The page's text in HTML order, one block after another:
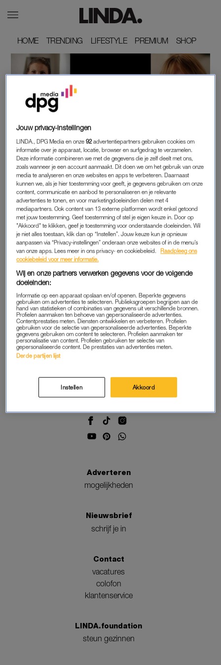
HOME
HOME TRENDING
TRENDING LIFESTYLE
LIFESTYLE PREMIUM
PREMIUM SHOP
SHOP
In de LINDA.-serie Haar Verhaal vertellen Yara
Michels en Linda Hakeboom over de kwetsbare
momenten in hun leven en hoe die de relatie met hun
haar hebben beïnvloed.
Deze serie wordt mede mogelijk gemaakt door
LINDA.
Linda Hakeboom over leven
na kanker: 'Na mijn diagnose
ben ik zoveel blijer met alles
in het leven’
Yara Michels: 'Ik had
allemaal gekke symptomen
na mijn bevalling'
Adverteren
mogelijkheden
Nieuwsbrief
schrijf je in
Contact
vacatures
colofon
klantenservice
LINDA.foundation
steun gezinnen
Jouw privacy-instellingen
LINDA., DPG Media en onze92 advertentiepartners gebruiken cookies om
informatie over je apparaat, locatie, browser en surfgedrag te verzamelen.
Deze informatie combineren we met de gegevens die je zelf deelt met ons,
zoals wanneer je een account aanmaakt. Dit doen we om het gebruik van onze
media te analyseren en onze websites en apps te verbeteren. Daarnaast
kunnen we, als je hier toestemming voor geeft, je gegevens gebruiken om onze
content, communicatie en aanbod te personaliseren en je relevante
advertenties te tonen, en voor marketingdoeleinden delen met 4
mediapartners. Ook content van 13 externe platformen wordt enkel getoond
met jouw toestemming. Geef toestemming of stel je eigen keuze in. Door op
"Akkoord" te klikken, geef je toestemming voor onderstaande doeleinden. Wil
je niet alles toestaan, klik dan op “Instellen”. Jouw keuze kun je opnieuw
aanpassen via “Privacy-instellingen” onderaan onze websites of in de menu’s
van onze apps. Lees meer in ons privacy- en cookiebeleid.
Raadpleeg ons
cookiebeleid voor meer informatie.
Wij en onze partners verwerken gegevens voor de volgende
doeleinden:
Informatie op een apparaat opslaan en/of openen. Beperkte gegevens
gebruiken om advertenties te selecteren. Publieksgroepen begrijpen aan de
hand van statistieken of combinaties van gegevens uit verschillende bronnen.
Profielen aanmaken ten behoeve van gepersonaliseerde advertenties.
Contentprestaties meten. Diensten ontwikkelen en verbeteren. Profielen
gebruiken voor de selectie van gepersonaliseerde advertenties. Beperkte
gegevens gebruiken om content te selecteren. Profielen aanmaken ter
personalisatie van content. Profielen gebruiken ter selectie van
gepersonaliseerde content. De prestaties van advertenties meten.
Derde partijen lijst
Instellen Akkoord